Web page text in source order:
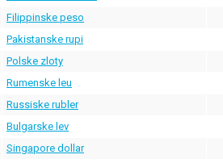
Filippinske peso
Pakistanske rupi
Polske zloty
Rumenske leu
Russiske rubler
Bulgarske lev
Singapore dollar